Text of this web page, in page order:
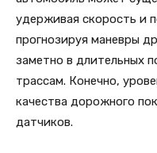
удерживая скорость и
прогнозируя маневры
заметно в длительных
трассам. Конечно,
качества дорожного
датчиков.